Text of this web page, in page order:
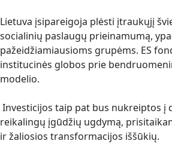
Lietuva įsipareigoja plėsti įtraukųjį
socialinių paslaugų prieinamumą,
pažeidžiamiausioms grupėms. ES
institucinės globos prie
modelio.
Investicijos taip pat bus nukreiptos į
reikalingų įgūdžių ugdymą,
ir žaliosios transformacijos iššūkių.